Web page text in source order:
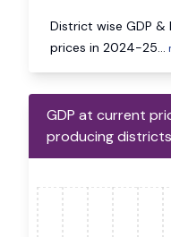
District wise GDP
prices in 2024-25...
GDP at current
producing